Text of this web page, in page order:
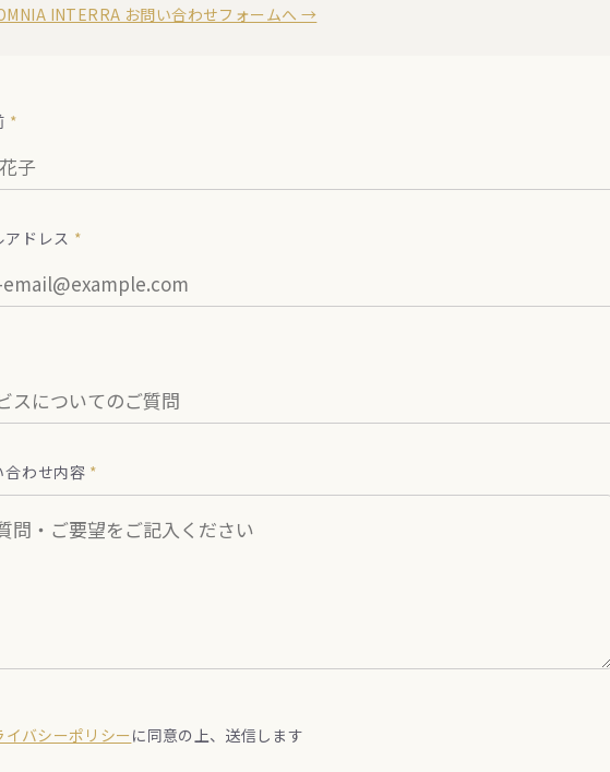
INTERRA お問い合わせフォームへ →
*
アドレス *
合わせ内容 *
イバシーポリシー に同意の上、送信します